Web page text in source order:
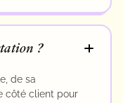
?
de sa
côté client pour